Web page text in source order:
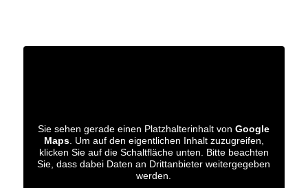
Sie sehen gerade einen Platzhalterinhalt vonGoogle
Maps. Um auf den eigentlichen Inhalt zuzugreifen,
klicken Sie auf die Schaltfläche unten. Bitte beachten
Sie, dass dabei Daten an Drittanbieter weitergegeben
werden.